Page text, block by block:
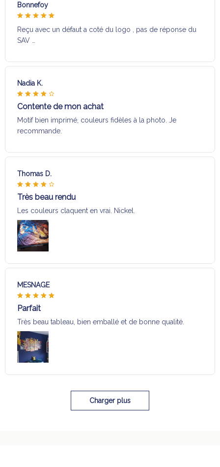
Bonnefoy
Reçu avec un défaut a coté du logo , pas de réponse du
SAV …
Nadia K.
Contente de mon achat
Motif bien imprimé, couleurs fidèles à la photo. Je
recommande.
Thomas D.
Très beau rendu
Les couleurs claquent en vrai. Nickel.
MESNAGE
Parfait
Très beau tableau, bien emballé et de bonne qualité.
Charger plus